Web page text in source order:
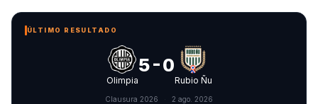
ÚLTIMO RESULTADO
Olimpia
5-0
Rubio Ñu
Clausura 2026 2 ago. 2026